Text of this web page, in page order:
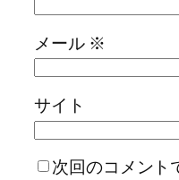
メール ※
サイト
次回のコメント